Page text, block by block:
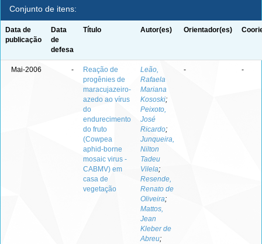
Conjunto de itens:
Data de
publicação
Data
de
defesa
Título Autor(es) Orientador(es)
Mai-2006 -
Reação de
progênies de
maracujazeiro-
azedo ao vírus
do
endurecimento
do fruto
(Cowpea
aphid-borne
mosaic virus -
CABMV) em
casa de
vegetação
Leão,
Rafaela
Mariana
Kososki;
Peixoto,
José
Ricardo;
Junqueira,
Nilton
Tadeu
Vilela;
Resende,
Renato de
Oliveira;
Mattos,
Jean
Kleber de
Abreu;
- -